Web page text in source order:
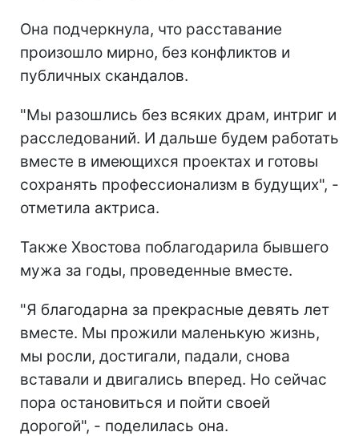
Она подчеркнула, что расставание
произошло мирно, без конфликтов и
публичных скандалов.
"Мы разошлись без всяких драм, интриг и
расследований. И дальше будем работать
вместе в имеющихся проектах и готовы
сохранять профессионализм в будущих", -
отметила актриса.
Также Хвостова поблагодарила бывшего
мужа за годы, проведенные вместе.
"Я благодарна за прекрасные девять лет
вместе. Мы прожили маленькую жизнь,
мы росли, достигали, падали, снова
вставали и двигались вперед. Но сейчас
пора остановиться и пойти своей
дорогой", - поделилась она.